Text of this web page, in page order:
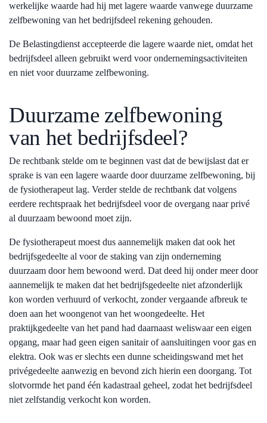
werkelijke waarde had hij met lagere waarde vanwege duurzame
zelfbewoning van het bedrijfsdeel rekening gehouden.
De Belastingdienst accepteerde die lagere waarde niet, omdat het
bedrijfsdeel alleen gebruikt werd voor ondernemingsactiviteiten
en niet voor duurzame zelfbewoning.
Duurzame zelfbewoning
van het bedrijfsdeel?
De rechtbank stelde om te beginnen vast dat de bewijslast dat er
sprake is van een lagere waarde door duurzame zelfbewoning, bij
de fysiotherapeut lag. Verder stelde de rechtbank dat volgens
eerdere rechtspraak het bedrijfsdeel voor de overgang naar privé
al duurzaam bewoond moet zijn.
De fysiotherapeut moest dus aannemelijk maken dat ook het
bedrijfsgedeelte al voor de staking van zijn onderneming
duurzaam door hem bewoond werd. Dat deed hij onder meer door
aannemelijk te maken dat het bedrijfsgedeelte niet afzonderlijk
kon worden verhuurd of verkocht, zonder vergaande afbreuk te
doen aan het woongenot van het woongedeelte. Het
praktijkgedeelte van het pand had daarnaast weliswaar een eigen
opgang, maar had geen eigen sanitair of aansluitingen voor gas en
elektra. Ook was er slechts een dunne scheidingswand met het
privégedeelte aanwezig en bevond zich hierin een doorgang. Tot
slotvormde het pand één kadastraal geheel, zodat het bedrijfsdeel
niet zelfstandig verkocht kon worden.